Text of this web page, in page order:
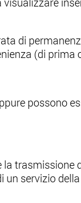
di
(di prima
possono
trasmissione
servizio